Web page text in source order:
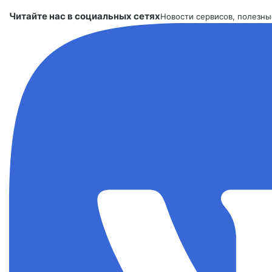
Читайте нас в социальных сетяхНовости сервисов,